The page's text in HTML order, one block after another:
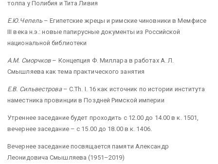
толпа у Полибия и Тита Ливия
Е.Ю.Чепель – Египетские жрецы и римские чиновники в Мемфисе
III века н.э.: новые папирусные документы из Российской
национальной библиотеки
А.М. Сморчков– Концепция Ф. Миллара в работах А. Л.
Смышляева как тема практического занятия
Е.В. Сильвестрова– C.Th. I. 16 как источник по истории института
наместника провинции в Поздней Римской империи
Утреннее заседание будет проходить с 12.00 до 14.00 в к. 1501,
вечернее заседание – с 15.00 до 18.00 в к. 1406.
Вечернее заседание посвящается памяти Александр
Леонидовича Смышляева (1951–2019)